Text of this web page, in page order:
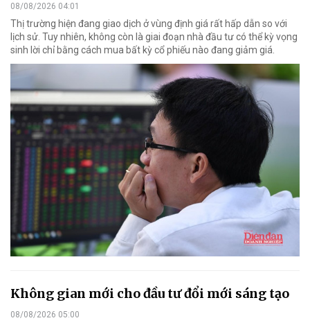
08/08/2026 04:01
Thị trường hiện đang giao dịch ở vùng định giá rất hấp dẫn so với
lịch sử. Tuy nhiên, không còn là giai đoạn nhà đầu tư có thể kỳ vọng
sinh lời chỉ bằng cách mua bất kỳ cổ phiếu nào đang giảm giá.
Không gian mới cho đầu tư đổi mới sáng tạo
08/08/2026 05:00